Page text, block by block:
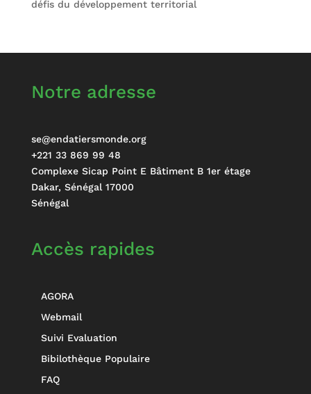
défis du développement territorial
Notre adresse
se@endatiersmonde.org
+221 33 869 99 48
Complexe Sicap Point E Bâtiment B 1er étage
Dakar, Sénégal 17000
Sénégal
Accès rapides
AGORA
Webmail
Suivi Evaluation
Bibilothèque Populaire
FAQ